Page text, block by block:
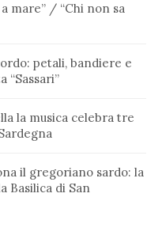
mare” / “Chi non sa
petali, bandiere e
“Sassari”
la musica celebra tre
il gregoriano sardo: la
Basilica di San